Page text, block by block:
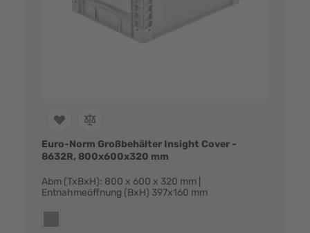
Euro-Norm Großbehälter Insight Cover -
8632R, 800x600x320 mm
Abm (TxBxH): 800 x 600 x 320 mm |
Entnahmeöffnung (BxH) 397x160 mm